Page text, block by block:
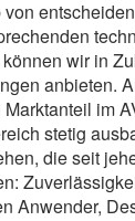
wir in
anbieten.
im
stetig
die seit
Anwender,